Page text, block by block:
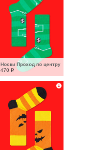
Носки Проход по центру
470 Р